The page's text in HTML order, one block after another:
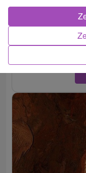
Długość: 2811 m
do 9,4 ° C Jaskinia
krańcu wsi Jasov w